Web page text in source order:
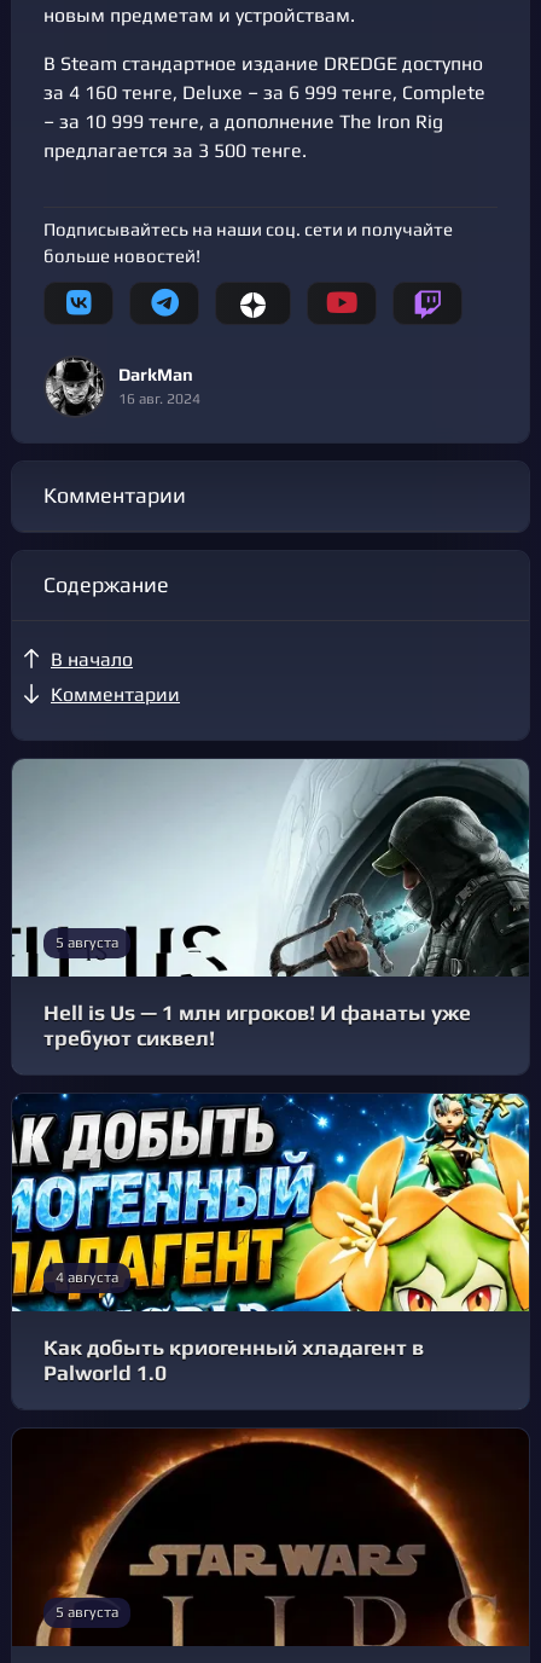
новым предметам и устройствам.
В Steam стандартное издание DREDGE доступно
за 4 160 тенге, Deluxe – за 6 999 тенге, Complete
– за 10 999 тенге, а дополнение The Iron Rig
предлагается за 3 500 тенге.
Подписывайтесь на наши соц. сети и получайте
больше новостей!
DarkMan
16 авг. 2024
Комментарии
Содержание
В начало
Комментарии
5 августа
Hell is Us — 1 млн игроков! И фанаты уже
требуют сиквел!
4 августа
Как добыть криогенный хладагент в
Palworld 1.0
5 августа